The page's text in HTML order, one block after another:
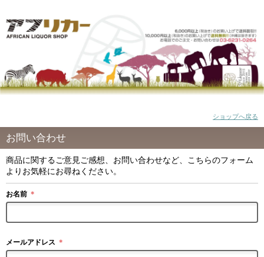
ショップへ戻る
お問い合わせ
商品に関するご意見ご感想、お問い合わせなど、こちらのフォーム
よりお気軽にお尋ねください。
お名前 ＊
メールアドレス ＊